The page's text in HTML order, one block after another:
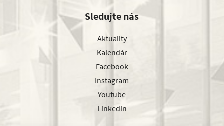
Sledujte nás
Aktuality
Kalendár
Facebook
Instagram
Youtube
Linkedin